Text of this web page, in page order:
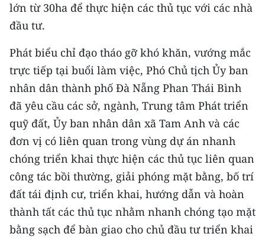
lớn từ 30ha để thực hiện các thủ tục với các nhà
đầu tư.
Phát biểu chỉ đạo tháo gỡ khó khăn, vướng mắc
trực tiếp tại buổi làm việc, Phó Chủ tịch Ủy ban
nhân dân thành phố Đà Nẵng Phan Thái Bình
đã yêu cầu các sở, ngành, Trung tâm Phát triển
quỹ đất, Ủy ban nhân dân xã Tam Anh và các
đơn vị có liên quan trong vùng dự án nhanh
chóng triển khai thực hiện các thủ tục liên quan
công tác bồi thường, giải phóng mặt bằng, bố trí
đất tái định cư, triển khai, hướng dẫn và hoàn
thành tất các thủ tục nhằm nhanh chóng tạo mặt
bằng sạch để bàn giao cho chủ đầu tư triển khai